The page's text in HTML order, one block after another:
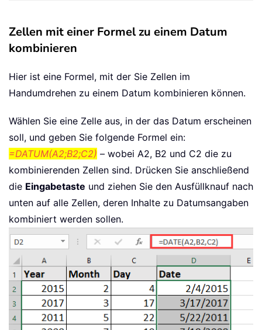
Zellen mit einer Formel zu einem Datum
kombinieren
Hier ist eine Formel, mit der Sie Zellen im
Handumdrehen zu einem Datum kombinieren können.
Wählen Sie eine Zelle aus, in der das Datum erscheinen
soll, und geben Sie folgende Formel ein:
=DATUM(A2;B2;C2) – wobei A2, B2 und C2 die zu
kombinierenden Zellen sind. Drücken Sie anschließend
die Eingabetaste und ziehen Sie den Ausfüllknauf nach
unten auf alle Zellen, deren Inhalte zu Datumsangaben
kombiniert werden sollen.